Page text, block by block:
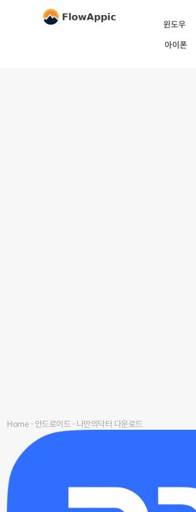
윈도우
아이폰
Home-안드로이드-나만의닥터 다운로드